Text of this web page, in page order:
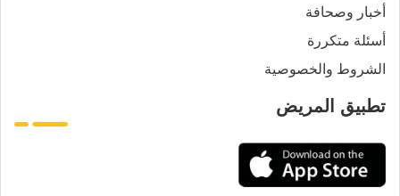
أخبار وصحافة
أسئلة متكررة
الشروط والخصوصية
تطبيق المريض